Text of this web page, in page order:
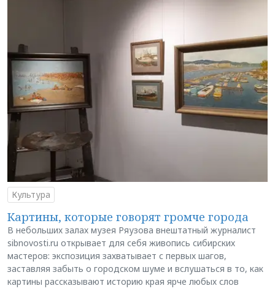
Культура
Картины, которые говорят громче города
В небольших залах музея Ряузова внештатный журналист
sibnovosti.ru открывает для себя живопись сибирских
мастеров: экспозиция захватывает с первых шагов,
заставляя забыть о городском шуме и вслушаться в то, как
картины рассказывают историю края ярче любых слов